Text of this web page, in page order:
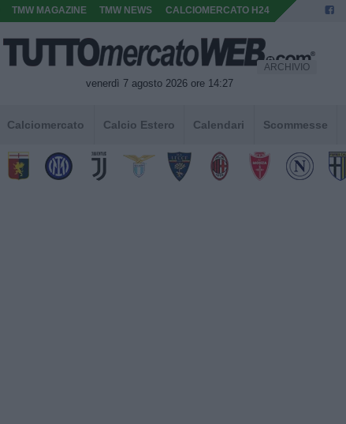
TMW MAGAZINE TMW NEWS CALCIOMERCATO H24
venerdì 7 agosto 2026 ore 14:27
ARCHIVIO
Calciomercato Calcio Estero Calendari Scommesse